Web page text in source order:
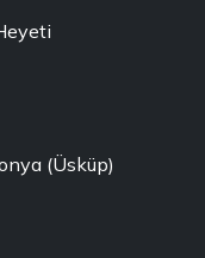
(Üsküp)